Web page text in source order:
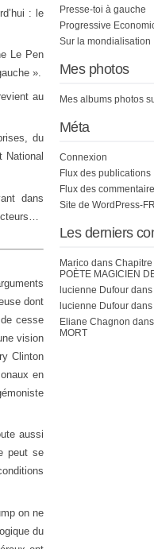
: le
Le Pen
».
au
du
National
dans
dont
cesse
vision
Clinton
en
aussi
peut se
on ne
du
Presse-toi à gauche
Progressive
Sur la mondialisation
Mes photos
Mes albums photos
Méta
Connexion
Flux des publications
Flux des
Site de WordPress-FR
Les derniers
Marico dans Chapitre
POÈTE MAGICIEN
lucienne Dufour dans
lucienne Dufour dans
Eliane Chagnon dans
MORT